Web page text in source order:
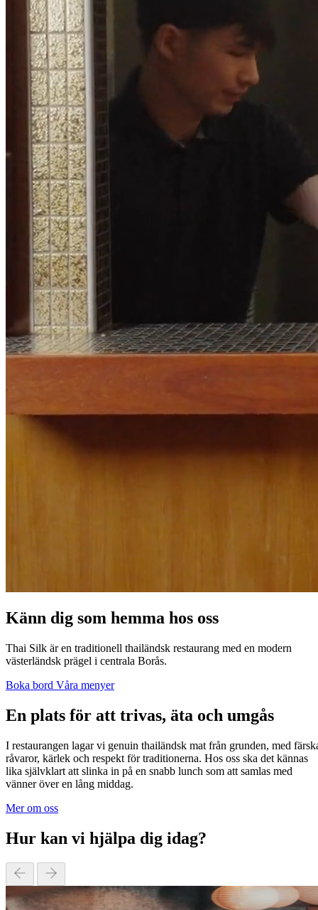
Känn dig som hemma hos oss
Thai Silk är en traditionell thailändsk restaurang med en modern
västerländsk prägel i centrala Borås.
Boka bord Våra menyer
En plats för att trivas, äta och umgås
I restaurangen lagar vi genuin thailändsk mat från grunden, med
råvaror, kärlek och respekt för traditionerna. Hos oss ska det kännas
lika självklart att slinka in på en snabb lunch som att samlas med
vänner över en lång middag.
Mer om oss
Hur kan vi hjälpa dig idag?